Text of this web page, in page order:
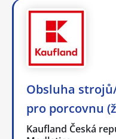
Obsluha
pro porcovnu
Kaufland Česká